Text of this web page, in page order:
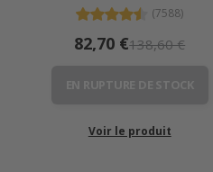
(7588)
82,70 €138,60 €
Voir le produit